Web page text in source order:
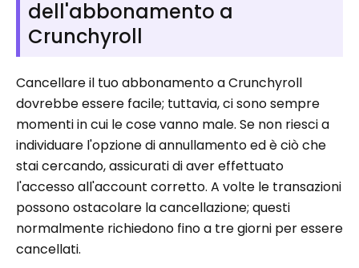
dell'abbonamento a
Crunchyroll
Cancellare il tuo abbonamento a Crunchyroll
dovrebbe essere facile; tuttavia, ci sono sempre
momenti in cui le cose vanno male. Se non riesci a
individuare l'opzione di annullamento ed è ciò che
stai cercando, assicurati di aver effettuato
l'accesso all'account corretto. A volte le transazioni
possono ostacolare la cancellazione; questi
normalmente richiedono fino a tre giorni per essere
cancellati.